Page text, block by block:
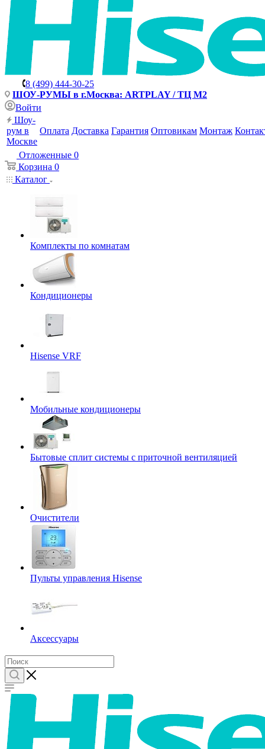
8 (499) 444-30-25
ШОУ-РУМЫ в г.Москва: ARTPLAY / ТЦ М2
Войти
Шоу-
рум в
Москве
Оплата Доставка Гарантия Оптовикам Монтаж
Отложенные 0
Корзина 0
Каталог
Комплекты по комнатам
Кондиционеры
Hisense VRF
Мобильные кондиционеры
Бытовые сплит системы с приточной вентиляцией
Очистители
Пульты управления Hisense
Аксессуары